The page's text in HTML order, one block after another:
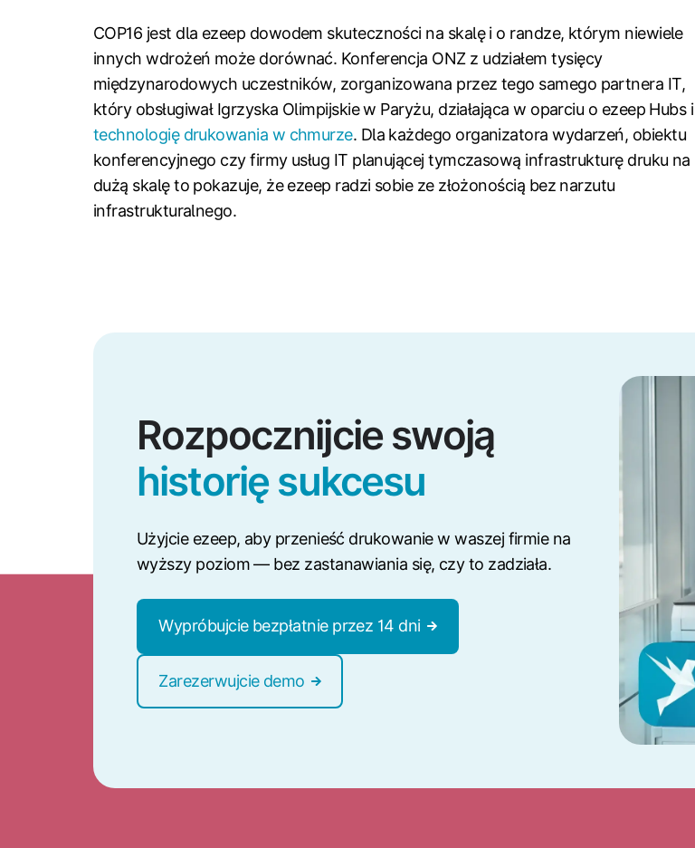
COP16 jest dla ezeep dowodem skuteczności na skalę i o randze, którym niewiele
innych wdrożeń może dorównać. Konferencja ONZ z udziałem tysięcy
międzynarodowych uczestników, zorganizowana przez tego samego partnera IT,
który obsługiwał Igrzyska Olimpijskie w Paryżu, działająca w oparciu o ezeep Hubs i
technologię drukowania w chmurze. Dla każdego organizatora wydarzeń, obiektu
konferencyjnego czy firmy usług IT planującej tymczasową infrastrukturę druku na
dużą skalę to pokazuje, że ezeep radzi sobie ze złożonością bez narzutu
infrastrukturalnego.
Rozpocznijcie swoją
historię sukcesu
Użyjcie ezeep, aby przenieść drukowanie w waszej firmie na
wyższy poziom — bez zastanawiania się, czy to zadziała.
Wypróbujcie bezpłatnie przez 14 dni
Zarezerwujcie demo